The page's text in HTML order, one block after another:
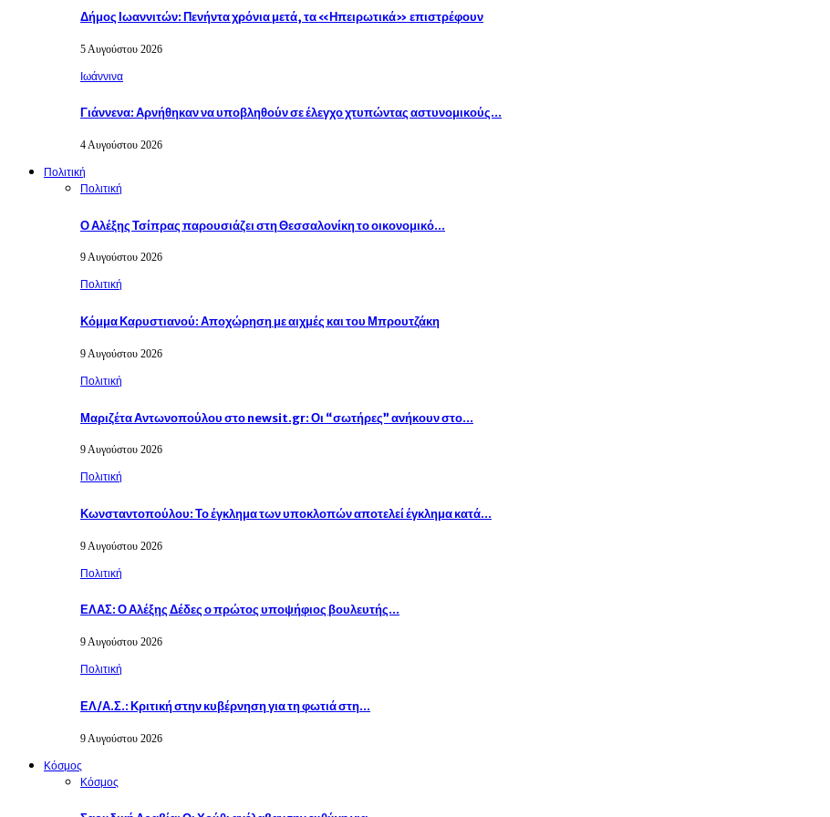
Δήμος Ιωαννιτών: Πενήντα χρόνια μετά, τα «Ηπειρωτικά» επιστρέφουν
5 Αυγούστου 2026
Ιωάννινα
Γιάννενα: Αρνήθηκαν να υποβληθούν σε έλεγχο χτυπώντας αστυνομικούς…
4 Αυγούστου 2026
Πολιτική
Πολιτική
Ο Αλέξης Τσίπρας παρουσιάζει στη Θεσσαλονίκη το οικονομικό…
9 Αυγούστου 2026
Πολιτική
Κόμμα Καρυστιανού: Αποχώρηση με αιχμές και του Μπρουτζάκη
9 Αυγούστου 2026
Πολιτική
Μαριζέτα Αντωνοπούλου στο newsit.gr: Οι “σωτήρες” ανήκουν στο…
9 Αυγούστου 2026
Πολιτική
Κωνσταντοπούλου: Το έγκλημα των υποκλοπών αποτελεί έγκλημα κατά…
9 Αυγούστου 2026
Πολιτική
ΕΛΑΣ: Ο Αλέξης Δέδες ο πρώτος υποψήφιος βουλευτής…
9 Αυγούστου 2026
Πολιτική
ΕΛ/Α.Σ.: Κριτική στην κυβέρνηση για τη φωτιά στη…
9 Αυγούστου 2026
Κόσμος
Κόσμος